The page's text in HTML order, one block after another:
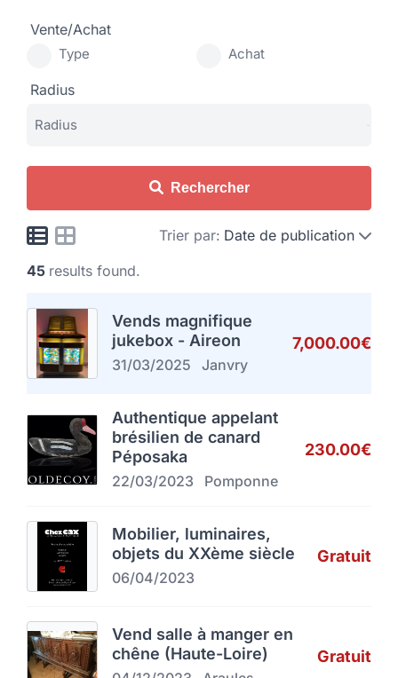
Vente/Achat
Type Achat
Radius
Rechercher
Trier par: Date de publication
45 results found.
Vends magnifique
jukebox - Aireon
31/03/2025 Janvry
7,000.00€
Authentique appelant
brésilien de canard
Péposaka
22/03/2023 Pomponne
230.00€
Mobilier, luminaires,
objets du XXème siècle
06/04/2023
Gratuit
Vend salle à manger en
chêne (Haute-Loire)
Gratuit